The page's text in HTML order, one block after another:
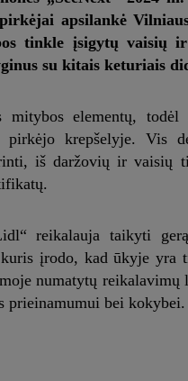
apsilankė
tinkle įsigytų vaisių
su kitais keturiais
mitybos elementų,
krepšelyje. Vis
iš daržovių ir vaisių
reikalauja taikyti
įrodo, kad ūkyje yra
numatytų
prieinamumui bei kokybei.